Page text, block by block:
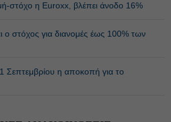
στόχο η Euroxx, βλέπει άνοδο 16%
στόχος για διανομές έως 100% των
Σεπτεμβρίου η αποκοπή για το